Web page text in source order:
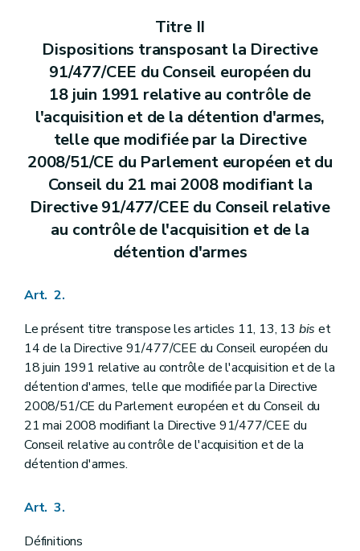
Titre II
Dispositions transposant la Directive
91/477/CEE du Conseil européen du
18 juin 1991 relative au contrôle de
l'acquisition et de la détention d'armes,
telle que modifiée par la Directive
2008/51/CE du Parlement européen et du
Conseil du 21 mai 2008 modifiant la
Directive 91/477/CEE du Conseil relative
au contrôle de l'acquisition et de la
détention d'armes
Art. 2.
Le présent titre transpose les articles 11, 13, 13 bis et
14 de la Directive 91/477/CEE du Conseil européen du
18 juin 1991 relative au contrôle de l'acquisition et de la
détention d'armes, telle que modifiée par la Directive
2008/51/CE du Parlement européen et du Conseil du
21 mai 2008 modifiant la Directive 91/477/CEE du
Conseil relative au contrôle de l'acquisition et de la
détention d'armes.
Art. 3.
Définitions